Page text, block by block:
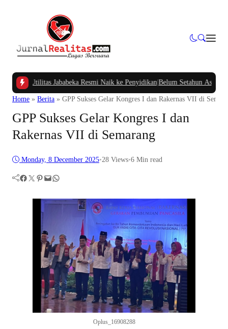
Jababeka Resmi Naik ke Penyidikan| Belum Setahun Aspal Sudah
Home » Berita » GPP Sukses Gelar Kongres I dan Rakernas VII di
GPP Sukses Gelar Kongres I dan
Rakernas VII di Semarang
Monday, 8 December 2025•28 Views•6 Min read
Facebook Twitter Pinterest Mail WhatsApp
Oplus_16908288